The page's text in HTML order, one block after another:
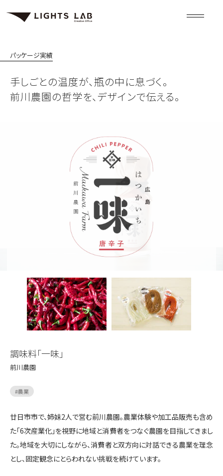
パッケージ実績
手しごとの温度が、瓶の中に息づく。
前川農園の哲学を、デザインで伝える。
調味料「一味」
前川農園
#農業
廿日市市で、姉妹2人で営む前川農園。農業体験や加工品販売も含め
た「6次産業化」を視野に地域と消費者をつなぐ農園を目指してきまし
た。地域を大切にしながら、消費者と双方向に対話できる農業を理念
とし、固定観念にとらわれない挑戦を続けています。